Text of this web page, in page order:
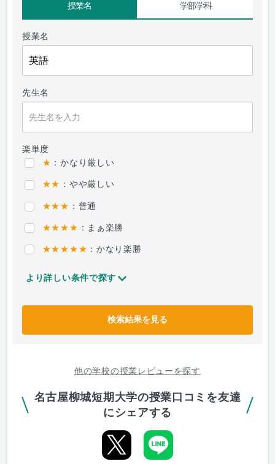
授業名 学部学科
授業名
先生名
楽単度
★ ：かなり厳しい
★★ ：やや厳しい
★★★ ：普通
★★★★ ：まぁ楽勝
★★★★★ ：かなり楽勝
より詳しい条件で探す
検索結果を見る
他の学校の授業レビューを探す
名古屋柳城短期大学の授業口コミを友達
にシェアする